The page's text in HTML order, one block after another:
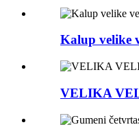
Kalup velike
VELIKA